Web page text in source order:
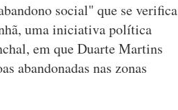
social" que se verifica
uma iniciativa política
em que Duarte Martins
abandonadas nas zonas